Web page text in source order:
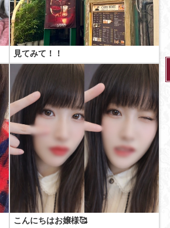
見てみて！！
こんにちはお嬢様🥰